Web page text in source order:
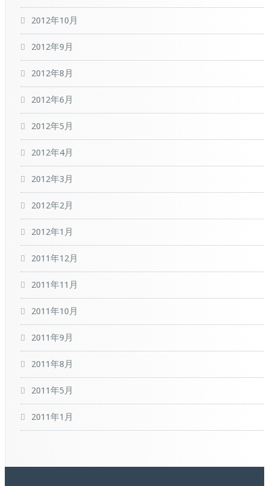
2012年10月
2012年9月
2012年8月
2012年6月
2012年5月
2012年4月
2012年3月
2012年2月
2012年1月
2011年12月
2011年11月
2011年10月
2011年9月
2011年8月
2011年5月
2011年1月